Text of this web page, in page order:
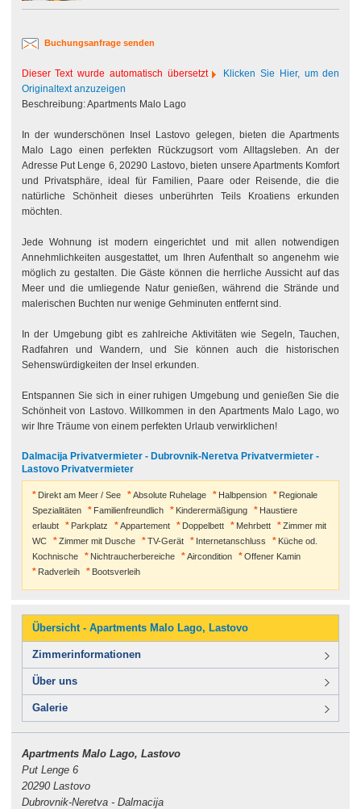
Buchungsanfrage senden
Dieser Text wurde automatisch übersetzt
Klicken Sie Hier, um den
Originaltext anzuzeigen
Beschreibung: Apartments Malo Lago
In der wunderschönen Insel Lastovo gelegen, bieten die Apartments
Malo Lago einen perfekten Rückzugsort vom Alltagsleben. An der
Adresse Put Lenge 6, 20290 Lastovo, bieten unsere Apartments Komfort
und Privatsphäre, ideal für Familien, Paare oder Reisende, die die
natürliche Schönheit dieses unberührten Teils Kroatiens erkunden
möchten.
Jede Wohnung ist modern eingerichtet und mit allen notwendigen
Annehmlichkeiten ausgestattet, um Ihren Aufenthalt so angenehm wie
möglich zu gestalten. Die Gäste können die herrliche Aussicht auf das
Meer und die umliegende Natur genießen, während die Strände und
malerischen Buchten nur wenige Gehminuten entfernt sind.
In der Umgebung gibt es zahlreiche Aktivitäten wie Segeln, Tauchen,
Radfahren und Wandern, und Sie können auch die historischen
Sehenswürdigkeiten der Insel erkunden.
Entspannen Sie sich in einer ruhigen Umgebung und genießen Sie die
Schönheit von Lastovo. Willkommen in den Apartments Malo Lago, wo
wir Ihre Träume von einem perfekten Urlaub verwirklichen!
Dalmacija Privatvermieter - Dubrovnik-Neretva Privatvermieter -
Lastovo Privatvermieter
Direkt am Meer / See Absolute Ruhelage Halbpension
Regionale
Spezialitäten
Familienfreundlich Kinderermäßigung
Haustiere
erlaubt
Parkplatz Appartement Doppelbett Mehrbett
Zimmer mit
WC
Zimmer mit Dusche TV-Gerät Internetanschluss
Küche od.
Kochnische
Nichtraucherbereiche Aircondition
Offener Kamin
Radverleih
Bootsverleih
Übersicht - Apartments Malo Lago, Lastovo
Zimmerinformationen
Über uns
Galerie
Apartments Malo Lago, Lastovo
Put Lenge 6
20290 Lastovo
Dubrovnik-Neretva - Dalmacija